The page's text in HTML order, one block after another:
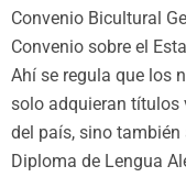
Convenio Bicultural
Convenio sobre el
Ahí se regula que los
solo adquieran títulos
del país, sino
Diploma de Lengua